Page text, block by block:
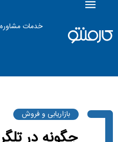
خدمات مشاوره
بازاریابی و فروش